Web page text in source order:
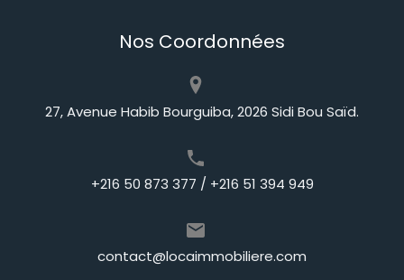
Nos Coordonnées
27, Avenue Habib Bourguiba, 2026 Sidi Bou Saïd.
+216 50 873 377 / +216 51 394 949
contact@locaimmobiliere.com